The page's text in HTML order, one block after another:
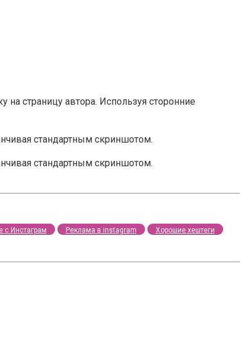
страницу автора. Используя сторонние
стандартным скриншотом.
стандартным скриншотом.
с Инстаграм Реклама в instagram
Хорошие хештеги